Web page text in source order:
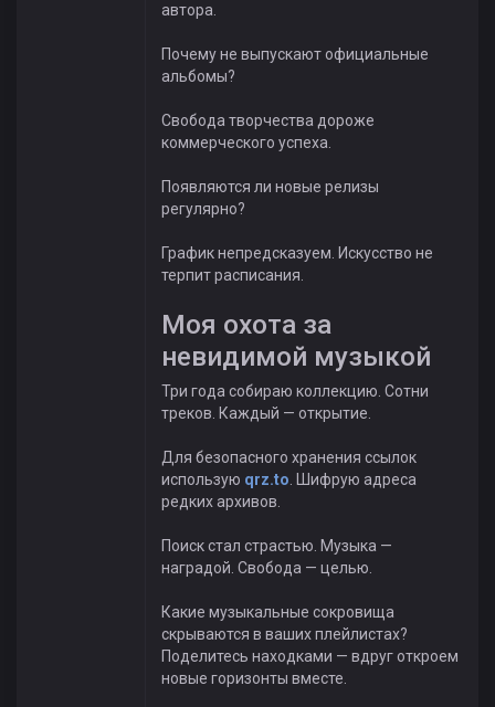
автора.
Почему не выпускают официальные
альбомы?
Свобода творчества дороже
коммерческого успеха.
Появляются ли новые релизы
регулярно?
График непредсказуем. Искусство не
терпит расписания.
Моя охота за
невидимой музыкой
Три года собираю коллекцию. Сотни
треков. Каждый — открытие.
Для безопасного хранения ссылок
использую qrz.to . Шифрую адреса
редких архивов.
Поиск стал страстью. Музыка —
наградой. Свобода — целью.
Какие музыкальные сокровища
скрываются в ваших плейлистах?
Поделитесь находками — вдруг откроем
новые горизонты вместе.